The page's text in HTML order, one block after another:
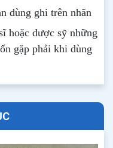
dùng ghi trên nhãn
hoặc dược sỹ những
gặp phải khi dùng